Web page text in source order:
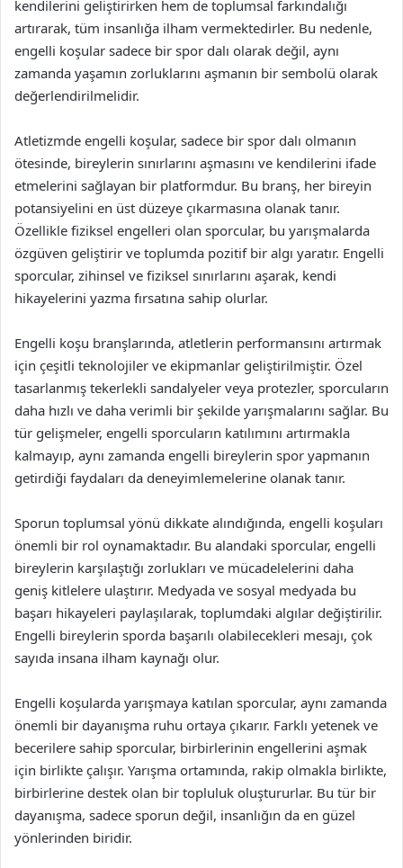
kendilerini geliştirirken hem de toplumsal farkındalığı
artırarak, tüm insanlığa ilham vermektedirler. Bu nedenle,
engelli koşular sadece bir spor dalı olarak değil, aynı
zamanda yaşamın zorluklarını aşmanın bir sembolü olarak
değerlendirilmelidir.
Atletizmde engelli koşular, sadece bir spor dalı olmanın
ötesinde, bireylerin sınırlarını aşmasını ve kendilerini ifade
etmelerini sağlayan bir platformdur. Bu branş, her bireyin
potansiyelini en üst düzeye çıkarmasına olanak tanır.
Özellikle fiziksel engelleri olan sporcular, bu yarışmalarda
özgüven geliştirir ve toplumda pozitif bir algı yaratır. Engelli
sporcular, zihinsel ve fiziksel sınırlarını aşarak, kendi
hikayelerini yazma fırsatına sahip olurlar.
Engelli koşu branşlarında, atletlerin performansını artırmak
için çeşitli teknolojiler ve ekipmanlar geliştirilmiştir. Özel
tasarlanmış tekerlekli sandalyeler veya protezler, sporcuların
daha hızlı ve daha verimli bir şekilde yarışmalarını sağlar. Bu
tür gelişmeler, engelli sporcuların katılımını artırmakla
kalmayıp, aynı zamanda engelli bireylerin spor yapmanın
getirdiği faydaları da deneyimlemelerine olanak tanır.
Sporun toplumsal yönü dikkate alındığında, engelli koşuları
önemli bir rol oynamaktadır. Bu alandaki sporcular, engelli
bireylerin karşılaştığı zorlukları ve mücadelelerini daha
geniş kitlelere ulaştırır. Medyada ve sosyal medyada bu
başarı hikayeleri paylaşılarak, toplumdaki algılar değiştirilir.
Engelli bireylerin sporda başarılı olabilecekleri mesajı, çok
sayıda insana ilham kaynağı olur.
Engelli koşularda yarışmaya katılan sporcular, aynı zamanda
önemli bir dayanışma ruhu ortaya çıkarır. Farklı yetenek ve
becerilere sahip sporcular, birbirlerinin engellerini aşmak
için birlikte çalışır. Yarışma ortamında, rakip olmakla birlikte,
birbirlerine destek olan bir topluluk oluştururlar. Bu tür bir
dayanışma, sadece sporun değil, insanlığın da en güzel
yönlerinden biridir.